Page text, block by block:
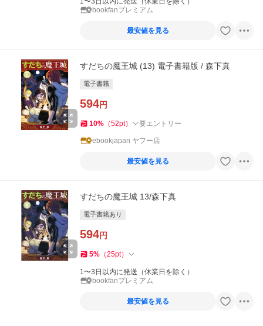
bookfanプレミアム
最安値を見る
すだちの魔王城 (13) 電子書籍版 / 森下真
電子書籍
594円
10% （52pt） 要エントリー
ebookjapan ヤフー店
最安値を見る
すだちの魔王城 13/森下真
電子書籍あり
594円
5% （25pt）
1〜3日以内に発送（休業日を除く）
bookfanプレミアム
最安値を見る